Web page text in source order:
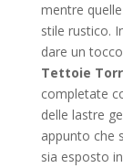
mentre
stile rustico.
dare un
Tettoie
completate
delle lastre
appunto che
sia esposto